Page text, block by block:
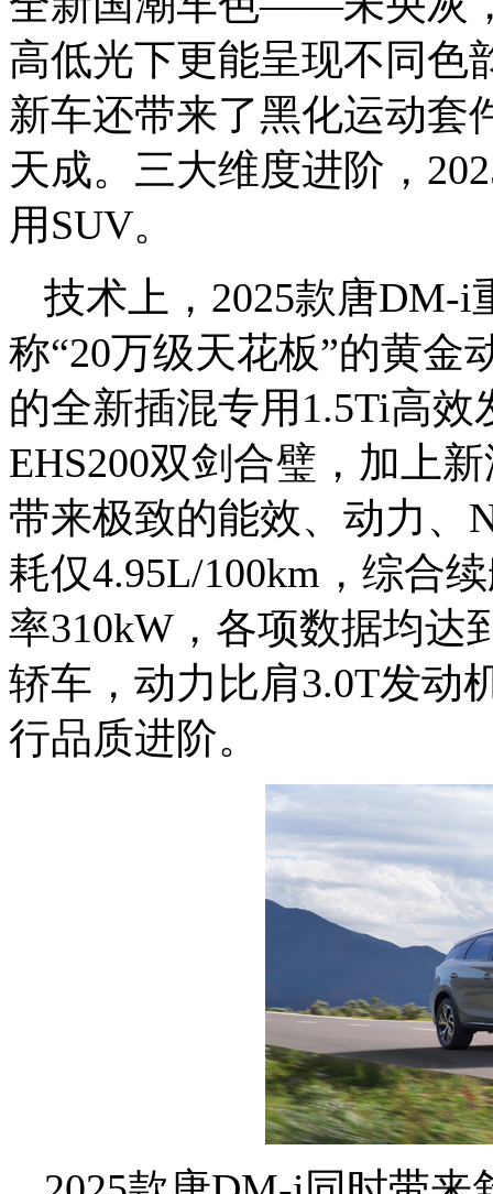
高低光下更能呈现不同色
新车还带来了黑化运动套
天成。三大维度进阶，
用SUV。
技术上，2025款唐DM-
称“20万级天花板”的黄金
的全新插混专用1.5Ti高
EHS200双剑合璧，加上
带来极致的能效、动力、
耗仅4.95L/100km，综合
率310kW，各项数据均达
轿车，动力比肩3.0T发动
行品质进阶。